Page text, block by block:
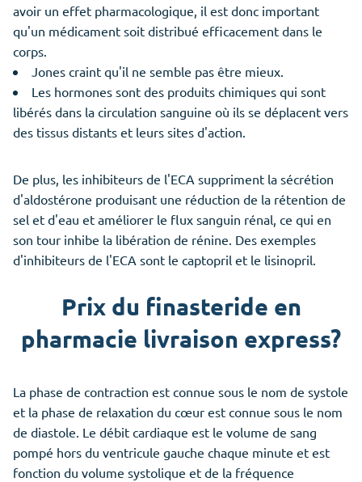
avoir un effet pharmacologique, il est donc important
qu'un médicament soit distribué efficacement dans le
corps.
Jones craint qu'il ne semble pas être mieux.
Les hormones sont des produits chimiques qui sont
libérés dans la circulation sanguine où ils se déplacent vers
des tissus distants et leurs sites d'action.
De plus, les inhibiteurs de l'ECA suppriment la sécrétion
d'aldostérone produisant une réduction de la rétention de
sel et d'eau et améliorer le flux sanguin rénal, ce qui en
son tour inhibe la libération de rénine. Des exemples
d'inhibiteurs de l'ECA sont le captopril et le lisinopril.
Prix du finasteride en
pharmacie livraison express?
La phase de contraction est connue sous le nom de systole
et la phase de relaxation du cœur est connue sous le nom
de diastole. Le débit cardiaque est le volume de sang
pompé hors du ventricule gauche chaque minute et est
fonction du volume systolique et de la fréquence